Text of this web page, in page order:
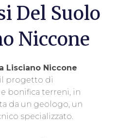
Del Suolo
Niccone
Lisciano Niccone
progetto di
bonifica terreni, in
da un geologo, un
specializzato.